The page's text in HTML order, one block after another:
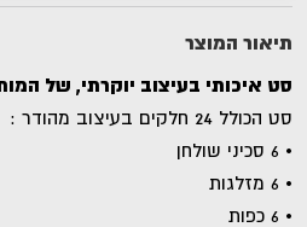
תיאור המוצר
סט איכותי בעיצוב יוקרתי, של
סט הכולל 24 חלקים בעיצוב מהודר :
• 6 סכיני שולחן
• 6 מזלגות
• 6 כפות